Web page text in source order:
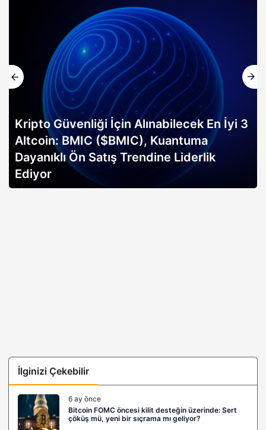
Kripto Güvenliği İçin Alınabilecek En İyi 3
Altcoin: BMIC ($BMIC), Kuantuma
Dayanıklı Ön Satış Trendine Liderlik
Ediyor
İlginizi Çekebilir
6 ay önce
Bitcoin FOMC öncesi kilit desteğin üzerinde: Sert
çöküş mü, yeni bir sıçrama mı geliyor?